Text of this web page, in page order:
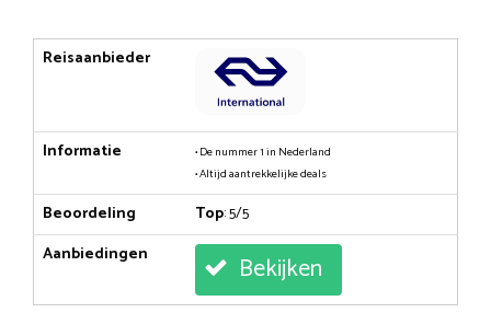
Reisaanbieder
Informatie
• De nummer 1 in Nederland
• Altijd aantrekkelijke deals
Beoordeling Top: 5/5
Aanbiedingen
Bekijken